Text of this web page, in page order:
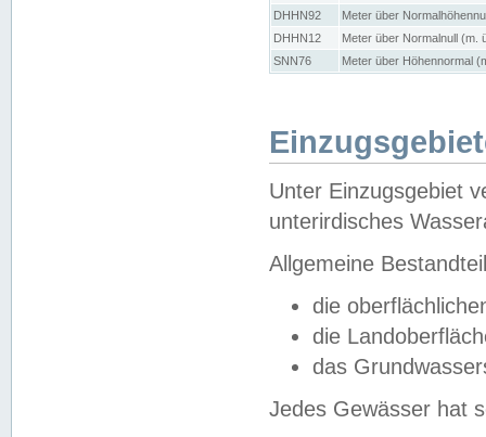
DHHN92
Meter über
DHHN12
Meter über Normalnull (m.
SNN76
Meter über Höhennormal
Unter Einzugsgebiet
unterirdisches
Allgemeine
die
die
das
Jedes Gewässer hat